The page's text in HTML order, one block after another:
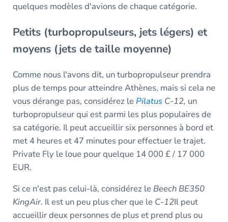
quelques modèles d'avions de chaque catégorie.
Petits (turbopropulseurs, jets légers) et
moyens (jets de taille moyenne)
Comme nous l'avons dit, un turbopropulseur prendra
plus de temps pour atteindre Athènes, mais si cela ne
vous dérange pas, considérez lePilatusC-12, un
turbopropulseur qui est parmi les plus populaires de
sa catégorie. Il peut accueillir six personnes à bord et
met 4 heures et 47 minutes pour effectuer le trajet.
Private Fly le loue pour quelque 14 000 £ / 17 000
EUR.
Si ce n'est pas celui-là, considérez le Beech BE350
KingAir. Il est un peu plus cher que le C-12Il peut
accueillir deux personnes de plus et prend plus ou